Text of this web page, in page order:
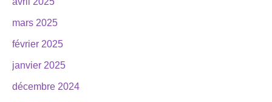
mars 2025
février 2025
janvier 2025
décembre 2024